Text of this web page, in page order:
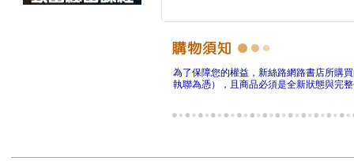
為了保障您的權益，新絲路網路書店所購
執聯為憑），且商品必須是全新狀態與完